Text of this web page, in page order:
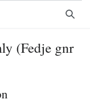
Søk
(Fedje gnr